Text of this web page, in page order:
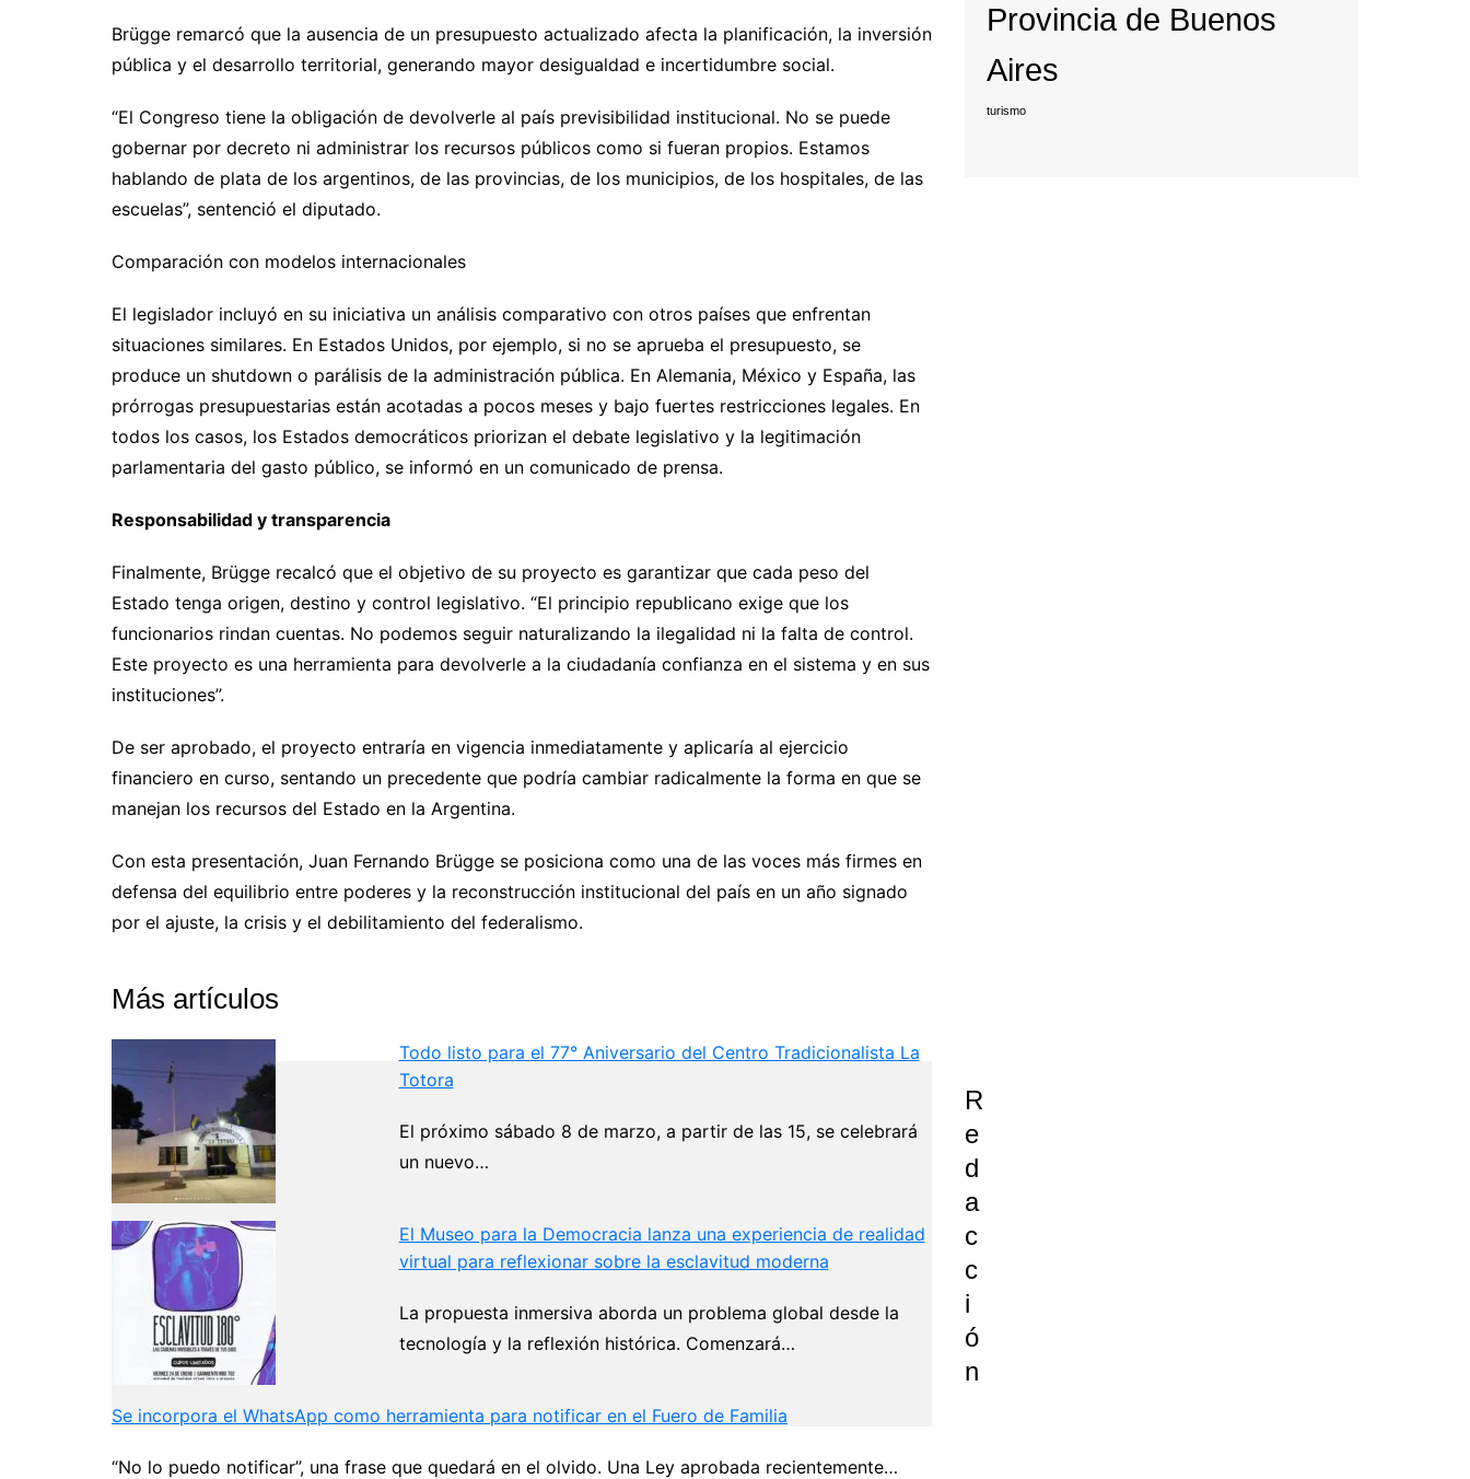
Brügge remarcó que la ausencia de un presupuesto actualizado afecta la planificación, la inversión
pública y el desarrollo territorial, generando mayor desigualdad e incertidumbre social.
“El Congreso tiene la obligación de devolverle al país previsibilidad institucional. No se puede
gobernar por decreto ni administrar los recursos públicos como si fueran propios. Estamos
hablando de plata de los argentinos, de las provincias, de los municipios, de los hospitales, de las
escuelas”, sentenció el diputado.
Comparación con modelos internacionales
El legislador incluyó en su iniciativa un análisis comparativo con otros países que enfrentan
situaciones similares. En Estados Unidos, por ejemplo, si no se aprueba el presupuesto, se
produce un shutdown o parálisis de la administración pública. En Alemania, México y España, las
prórrogas presupuestarias están acotadas a pocos meses y bajo fuertes restricciones legales. En
todos los casos, los Estados democráticos priorizan el debate legislativo y la legitimación
parlamentaria del gasto público, se informó en un comunicado de prensa.
Responsabilidad y transparencia
Finalmente, Brügge recalcó que el objetivo de su proyecto es garantizar que cada peso del
Estado tenga origen, destino y control legislativo. “El principio republicano exige que los
funcionarios rindan cuentas. No podemos seguir naturalizando la ilegalidad ni la falta de control.
Este proyecto es una herramienta para devolverle a la ciudadanía confianza en el sistema y en sus
instituciones”.
De ser aprobado, el proyecto entraría en vigencia inmediatamente y aplicaría al ejercicio
financiero en curso, sentando un precedente que podría cambiar radicalmente la forma en que se
manejan los recursos del Estado en la Argentina.
Con esta presentación, Juan Fernando Brügge se posiciona como una de las voces más firmes en
defensa del equilibrio entre poderes y la reconstrucción institucional del país en un año signado
por el ajuste, la crisis y el debilitamiento del federalismo.
Más artículos
Todo listo para el 77° Aniversario del Centro Tradicionalista La
Totora
El próximo sábado 8 de marzo, a partir de las 15, se celebrará
un nuevo…
El Museo para la Democracia lanza una experiencia de realidad
virtual para reflexionar sobre la esclavitud moderna
La propuesta inmersiva aborda un problema global desde la
tecnología y la reflexión histórica. Comenzará…
Se incorpora el WhatsApp como herramienta para notificar en el Fuero de Familia
“No lo puedo notificar”, una frase que quedará en el olvido. Una Ley aprobada recientemente…
R
E
D
A
C
C
I
Ó
N
Provincia de Buenos
Aires
turismo